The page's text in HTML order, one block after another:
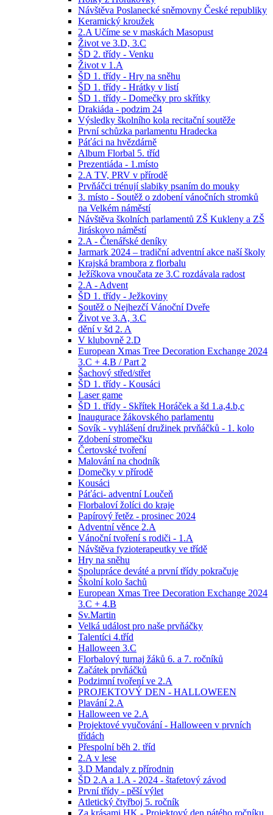
Návštěva Poslanecké sněmovny České republiky
Keramický kroužek
2.A Učíme se v maskách Masopust
Život ve 3.D, 3.C
ŠD 2. třídy - Venku
Život v 1.A
ŠD 1. třídy - Hry na sněhu
ŠD 1. třídy - Hrátky v listí
ŠD 1. třídy - Domečky pro skřítky
Drakiáda - podzim 24
Výsledky školního kola recitační soutěže
První schůzka parlamentu Hradecka
Páťáci na hvězdárně
Album Florbal 5. tříd
Prezentiáda - 1.místo
2.A TV, PRV v přírodě
Prvňáčci trénují slabiky psaním do mouky
3. místo - Soutěž o zdobení vánočních stromků
na Velkém náměstí
Návštěva školních parlamentů ZŠ Kukleny a ZŠ
Jiráskovo náměstí
2.A - Čtenářské deníky
Jarmark 2024 – tradiční adventní akce naší školy
Krajská brambora z florbalu
Ježíškova vnoučata ze 3.C rozdávala radost
2.A - Advent
ŠD 1. třídy - Ježkoviny
Soutěž o Nejhezčí Vánoční Dveře
Život ve 3.A, 3.C
dění v šd 2. A
V klubovně 2.D
European Xmas Tree Decoration Exchange 2024
3.C + 4.B / Part 2
Šachový střed/střet
ŠD 1. třídy - Kousáci
Laser game
ŠD 1. třídy - Skřítek Horáček a šd 1.a,4.b,c
Inaugurace žákovského parlamentu
Sovík - vyhlášení družinek prvňáčků - 1. kolo
Zdobení stromečku
Čertovské tvoření
Malování na chodník
Domečky v přírodě
Kousáci
Páťáci- adventní Loučeň
Florbaloví žolíci do kraje
Papírový řetěz - prosinec 2024
Adventní věnce 2.A
Vánoční tvoření s rodiči - 1.A
Návštěva fyzioterapeutky ve třídě
Hry na sněhu
Spolupráce deváté a první třídy pokračuje
Školní kolo šachů
European Xmas Tree Decoration Exchange 2024
3.C + 4.B
Sv.Martin
Velká událost pro naše prvňáčky
Talentíci 4.tříd
Halloween 3.C
Florbalový turnaj žáků 6. a 7. ročníků
Začátek prvňáčků
Podzimní tvoření ve 2.A
PROJEKTOVÝ DEN - HALLOWEEN
Plavání 2.A
Halloween ve 2.A
Projektové vyučování - Halloween v prvních
třídách
Přespolní běh 2. tříd
2.A v lese
3.D Mandaly z přírodnin
ŠD 2.A a 1.A - 2024 - štafetový závod
První třídy - pěší výlet
Atletický čtyřboj 5. ročník